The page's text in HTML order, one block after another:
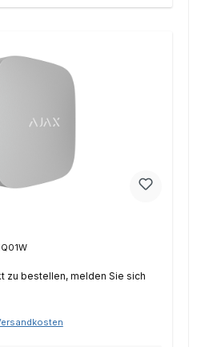
zu bestellen, melden Sie sich